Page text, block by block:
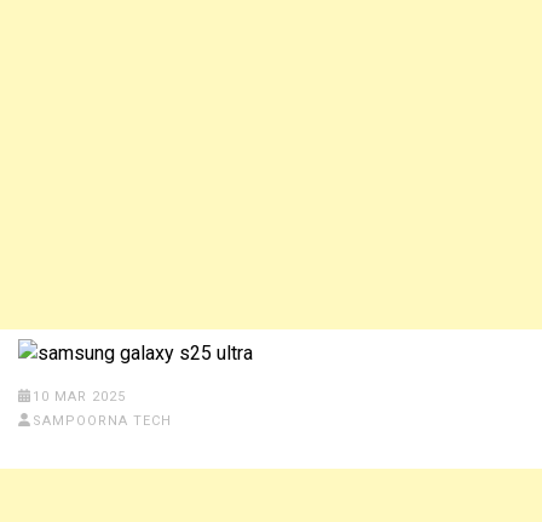
10 MAR 2025
SAMPOORNA TECH